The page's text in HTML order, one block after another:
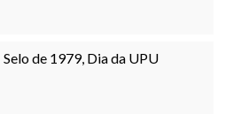
Selo de 1979, Dia da UPU